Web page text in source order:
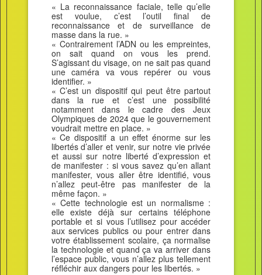
« La reconnaissance faciale, telle qu’elle
est voulue, c’est l’outil final de
reconnaissance et de surveillance de
masse dans la rue. »
« Contrairement l’ADN ou les empreintes,
on sait quand on vous les prend.
S’agissant du visage, on ne sait pas quand
une caméra va vous repérer ou vous
identifier. »
« C’est un dispositif qui peut être partout
dans la rue et c’est une possibilité
notamment dans le cadre des Jeux
Olympiques de 2024 que le gouvernement
voudrait mettre en place. »
« Ce dispositif a un effet énorme sur les
libertés d’aller et venir, sur notre vie privée
et aussi sur notre liberté d’expression et
de manifester : si vous savez qu’en allant
manifester, vous aller être identifié, vous
n’allez peut-être pas manifester de la
même façon. »
« Cette technologie est un normalisme :
elle existe déjà sur certains téléphone
portable et si vous l’utilisez pour accéder
aux services publics ou pour entrer dans
votre établissement scolaire, ça normalise
la technologie et quand ça va arriver dans
l’espace public, vous n’allez plus tellement
réfléchir aux dangers pour les libertés. »